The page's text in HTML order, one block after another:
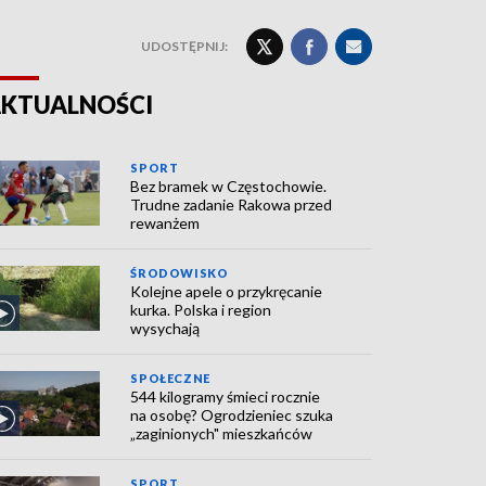
UDOSTĘPNIJ:
SPORT
Bez bramek w Częstochowie.
Trudne zadanie Rakowa przed
rewanżem
ŚRODOWISKO
Kolejne apele o przykręcanie
kurka. Polska i region
wysychają
SPOŁECZNE
544 kilogramy śmieci rocznie
na osobę? Ogrodzieniec szuka
„zaginionych" mieszkańców